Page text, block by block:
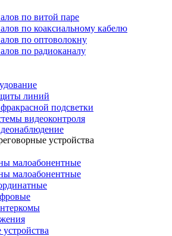
по витой паре
по коаксиальному кабелю
по оптоволокну
по радиоканалу
линий
подсветки
видеоконтроля
устройства
малоабонентные
малоабонентные